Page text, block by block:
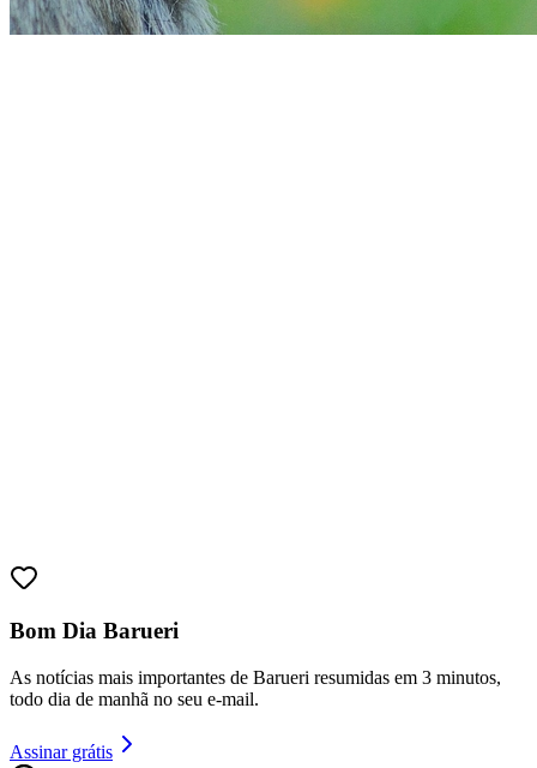
Bom Dia Barueri
As notícias mais importantes de Barueri resumidas em 3 minutos,
todo dia de manhã no seu e-mail.
Assinar grátis